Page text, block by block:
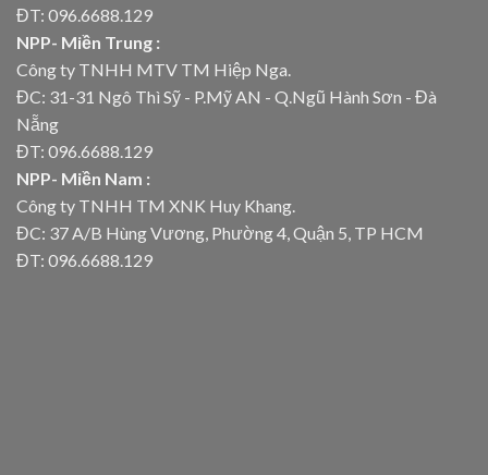
ĐT: 096.6688.129
NPP- Miền Trung :
Công ty TNHH MTV TM Hiệp Nga.
ĐC: 31-31 Ngô Thì Sỹ - P.Mỹ AN - Q.Ngũ Hành Sơn - Đà
Nẵng
ĐT: 096.6688.129
NPP- Miền Nam :
Công ty TNHH TM XNK Huy Khang.
ĐC: 37 A/B Hùng Vương, Phường 4, Quận 5, TP HCM
ĐT: 096.6688.129